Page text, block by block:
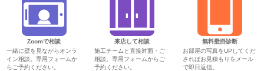
Zoomで相談
一緒に壁を見ながらオンラ
イン相談。専用フォームか
らご予約ください。
来店して相談
施工チームと直接対面・ご
相談。専用フォームからご
予約ください。
無料壁掛診断
お部屋の写真をUPしてくだ
さればお見積もりをメール
で即日返信。